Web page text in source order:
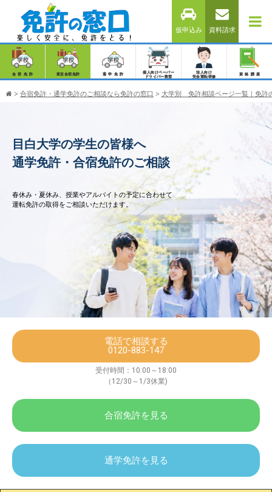
仮申込み 資料請求
合宿免許 東京合宿免許 通学免許
個人向けペーパー
ドライバー教習
法人向け
安全運転研修
資格講座
> 合宿免許・通学免許のご相談なら免許の窓口 > 大学別 免許相談ページ一覧｜免許
目白大学の学生の皆様へ
通学免許・合宿免許のご相談
春休み・夏休み、授業やアルバイトの予定に合わせて
運転免許の取得をご相談いただけます。
電話で相談する
0120-883-147
受付時間：10:00～18:00
（12/30～1/3休業)
合宿免許を見る
通学免許を見る